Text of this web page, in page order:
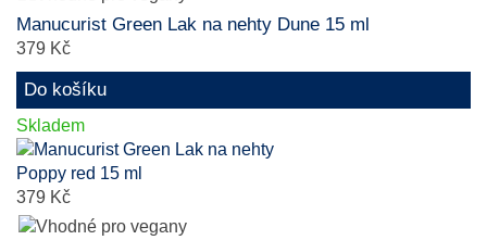
Manucurist Green Lak na nehty Dune 15 ml
379 Kč
Do košíku
Skladem
379 Kč